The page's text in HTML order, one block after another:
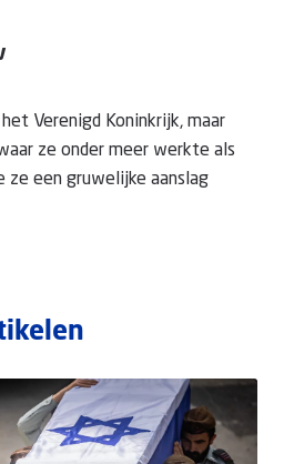
Verenigd Koninkrijk, maar
ze onder meer werkte als
een gruwelijke aanslag